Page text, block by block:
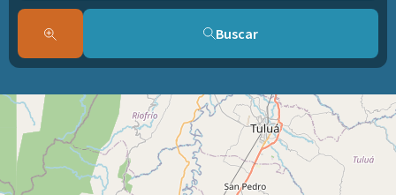
Buscar